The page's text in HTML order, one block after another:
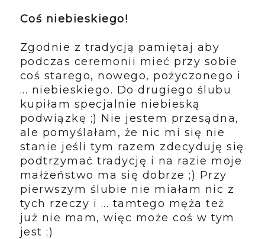
Coś niebieskiego!
Zgodnie z tradycją pamiętaj aby
podczas ceremonii mieć przy sobie
coś starego, nowego, pożyczonego i
... niebieskiego. Do drugiego ślubu
kupiłam specjalnie niebieską
podwiązkę ;) Nie jestem przesądna,
ale pomyślałam, że nic mi się nie
stanie jeśli tym razem zdecyduję się
podtrzymać tradycję i na razie moje
małżeństwo ma się dobrze ;) Przy
pierwszym ślubie nie miałam nic z
tych rzeczy i ... tamtego męża też
już nie mam, więc może coś w tym
jest ;)